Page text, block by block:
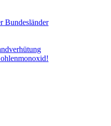
Bundesländer